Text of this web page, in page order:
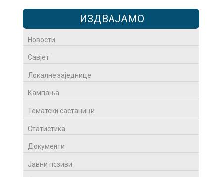
ИЗДВАЈАМО
Новости
Савјет
Локалне заједнице
Кампања
Тематски састаници
Статистика
Документи
Јавни позиви